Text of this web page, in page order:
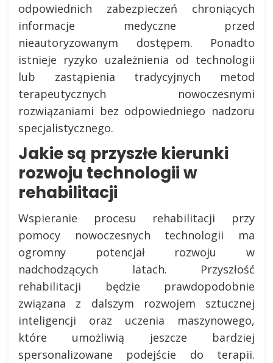
odpowiednich zabezpieczeń chroniących
informacje medyczne przed
nieautoryzowanym dostępem. Ponadto
istnieje ryzyko uzależnienia od technologii
lub zastąpienia tradycyjnych metod
terapeutycznych nowoczesnymi
rozwiązaniami bez odpowiedniego nadzoru
specjalistycznego.
Jakie są przyszłe kierunki
rozwoju technologii w
rehabilitacji
Wspieranie procesu rehabilitacji przy
pomocy nowoczesnych technologii ma
ogromny potencjał rozwoju w
nadchodzących latach. Przyszłość
rehabilitacji będzie prawdopodobnie
związana z dalszym rozwojem sztucznej
inteligencji oraz uczenia maszynowego,
które umożliwią jeszcze bardziej
spersonalizowane podejście do terapii.